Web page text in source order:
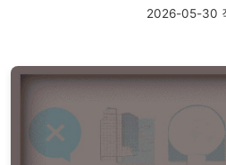
2026-05-30